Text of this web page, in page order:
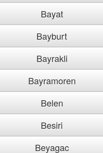
Bayat
Bayburt
Bayrakli
Bayramoren
Belen
Besiri
Beyagac